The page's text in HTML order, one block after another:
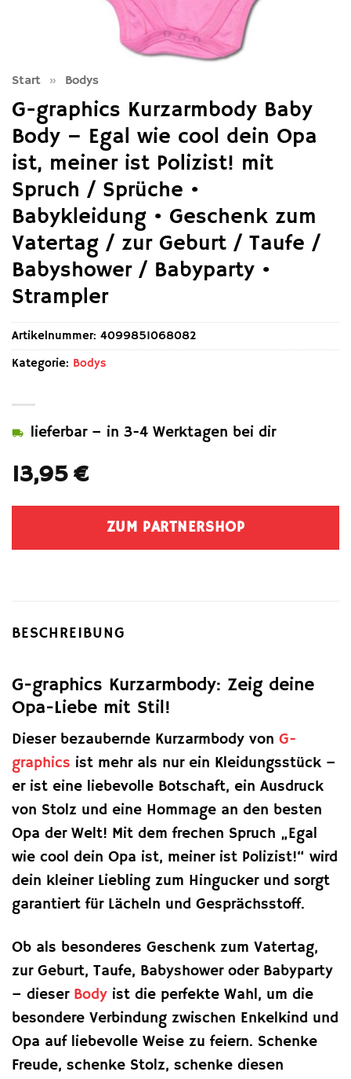
Start » Bodys
G-graphics Kurzarmbody Baby
Body – Egal wie cool dein Opa
ist, meiner ist Polizist! mit
Spruch / Sprüche •
Babykleidung • Geschenk zum
Vatertag / zur Geburt / Taufe /
Babyshower / Babyparty •
Strampler
13,95€
lieferbar – in 3-4 Werktagen bei dir
ZUM PARTNERSHOP
Artikelnummer: 4099851068082
Kategorie: Bodys
BESCHREIBUNG
G-graphics Kurzarmbody: Zeig deine
Opa-Liebe mit Stil!
Dieser bezaubernde Kurzarmbody von G-
graphics ist mehr als nur ein Kleidungsstück –
er ist eine liebevolle Botschaft, ein Ausdruck
von Stolz und eine Hommage an den besten
Opa der Welt! Mit dem frechen Spruch „Egal
wie cool dein Opa ist, meiner ist Polizist!“ wird
dein kleiner Liebling zum Hingucker und sorgt
garantiert für Lächeln und Gesprächsstoff.
Ob als besonderes Geschenk zum Vatertag,
zur Geburt, Taufe, Babyshower oder Babyparty
– dieser Body ist die perfekte Wahl, um die
besondere Verbindung zwischen Enkelkind und
Opa auf liebevolle Weise zu feiern. Schenke
Freude, schenke Stolz, schenke diesen